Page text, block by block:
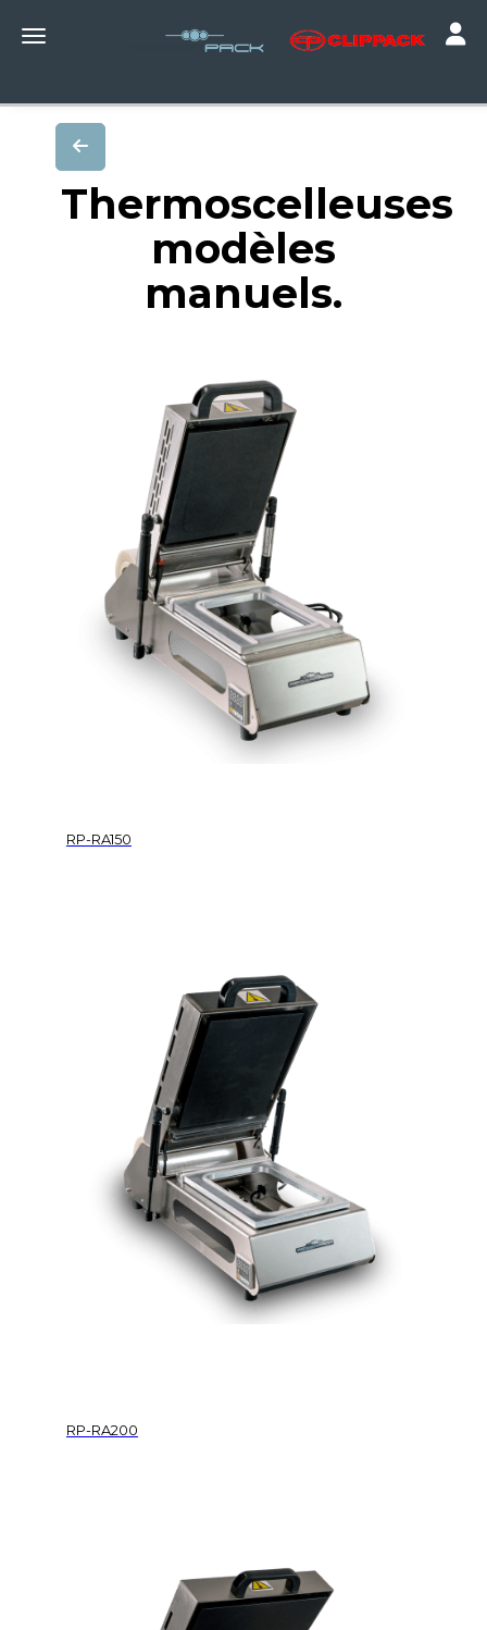
Toggle navigation
Thermoscelleuses
modèles
manuels.
RP-RA150
RP-RA200